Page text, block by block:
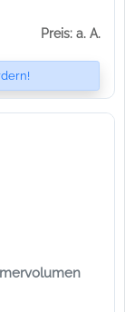
Preis: a. A.